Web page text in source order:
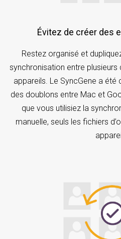
Évitez de créer des
Restez organisé et
synchronisation entre
appareils. Le SyncGene a
des doublons entre Mac et
que vous utilisiez la
manuelle, seuls les fichiers